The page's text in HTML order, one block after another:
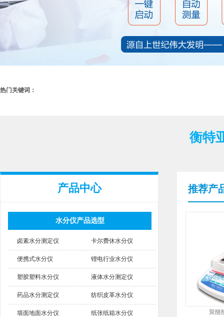
热门关键词：
衡特
产品中心
水分仪产品选型
卤素水分测定仪 卡尔费休水分仪
便携式水分仪 锂电行业水分仪
塑胶塑料水分仪 液体水分测定仪
药品水分测定仪 纺织皮革水分仪
墙面地面水分仪 纸张纸箱水分仪
推荐产
聚醚